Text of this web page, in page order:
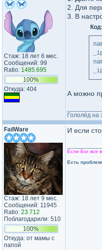
Стаж: 18 лет 6 мес.
Сообщений: 99
Ratio: 1485.695
100%
Откуда: 404
2. Для
3. В
Код:
А можно
Гололёд на
FailWare
Стаж: 18 лет 9 мес.
Сообщений: 11945
Ratio: 23.712
Поблагодарили: 510
100%
Откуда: от мамы с
папой
И если
Если Бог все
Есть